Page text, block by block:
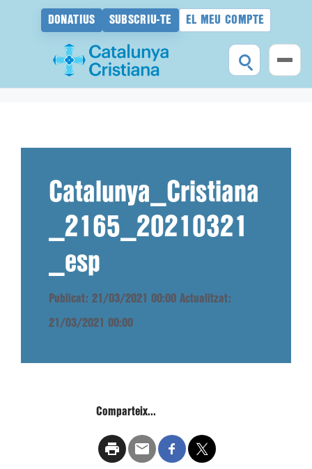
DONATIUS SUBSCRIU-TE EL MEU COMPTE
Catalunya_Cristiana
_2165_20210321
_esp
Publicat: 21/03/2021 00:00 Actualitzat:
21/03/2021 00:00
Comparteix...